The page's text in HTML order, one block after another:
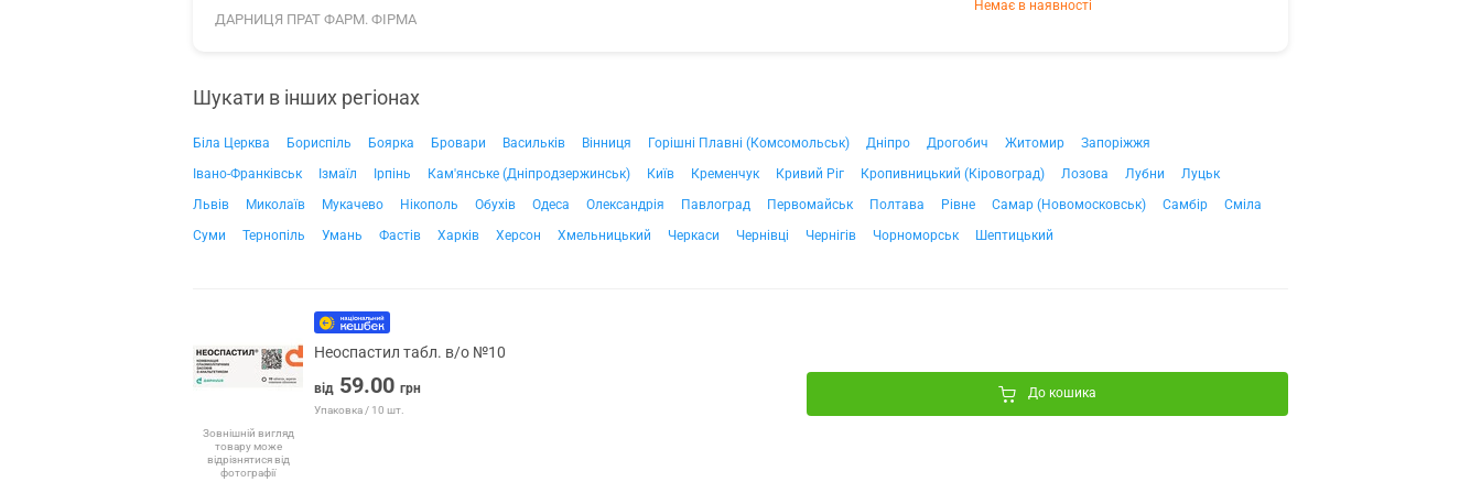
ДАРНИЦЯ ПРАТ ФАРМ. ФІРМА
Немає в наявності
Шукати в інших регіонах
Біла Церква Бориспіль Боярка Бровари Васильків Вінниця Горішні Плавні (Комсомольськ) Дніпро Дрогобич Житомир
Запоріжжя
Івано-Франківськ
Ізмаїл Ірпінь Кам'янське (Дніпродзержинськ) Київ Кременчук Кривий Ріг Кропивницький (Кіровоград) Лозова Лубни
Луцьк
Львів
Миколаїв Мукачево Нікополь Обухів Одеса Олександрія Павлоград Первомайськ Полтава Рівне Самар (Новомосковськ) Самбір
Сміла
Суми
Тернопіль Умань Фастів Харків Херсон Хмельницький Черкаси Чернівці Чернігів Чорноморськ Шептицький
Зовнішній вигляд
товару може
відрізнятися від
фотографії
Неоспастил табл. в/о №10
від 59.00 грн
Упаковка / 10 шт.
До кошика